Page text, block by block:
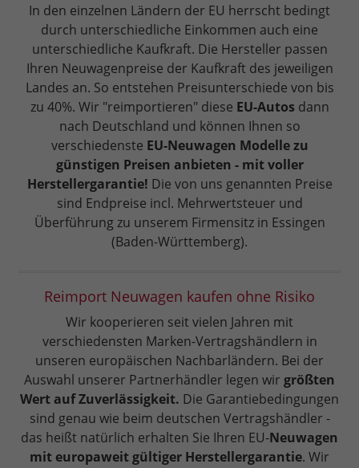
In den einzelnen Ländern der EU herrscht bedingt
durch unterschiedliche Einkommen auch eine
unterschiedliche Kaufkraft. Die Hersteller passen
Ihren Neuwagenpreise der Kaufkraft des jeweiligen
Landes an. So entstehen Preisunterschiede von bis
zu 40%. Wir "reimportieren" diese EU-Autos dann
nach Deutschland und können Ihnen so
verschiedenste EU-Neuwagen Modelle zu
günstigen Preisen anbieten - mit voller
Herstellergarantie! Die von uns genannten Preise
sind Endpreise incl. Mehrwertsteuer und
Überführung zu unserem Firmensitz in Essingen
(Baden-Württemberg).
Reimport Neuwagen kaufen ohne Risiko
Wir kooperieren seit vielen Jahren mit
verschiedensten Marken-Vertragshändlern in
unseren europäischen Nachbarländern. Bei der
Auswahl unserer Partnerhändler legen wir größten
Wert auf Zuverlässigkeit. Die Garantiebedingungen
sind genau wie beim deutschen Vertragshändler -
das heißt natürlich erhalten Sie Ihren EU-Neuwagen
mit europaweit gültiger Herstellergarantie. Wir